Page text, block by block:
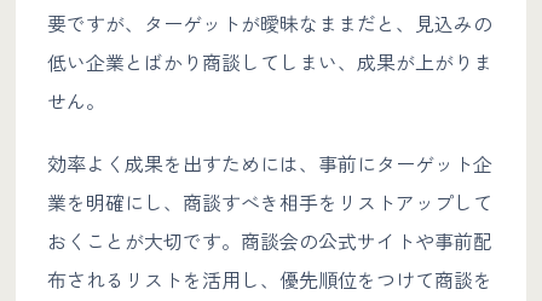
要ですが、ターゲットが曖昧なままだと、見込みの
低い企業とばかり商談してしまい、成果が上がりま
せん。
効率よく成果を出すためには、事前にターゲット企
業を明確にし、商談すべき相手をリストアップして
おくことが大切です。商談会の公式サイトや事前配
布されるリストを活用し、優先順位をつけて商談を